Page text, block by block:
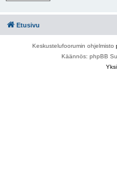
Etusivu
Keskustelufoorumin ohjelmisto
Käännös: phpBB